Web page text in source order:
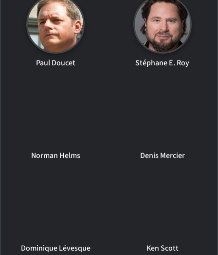
Paul Doucet Stéphane E. Roy
Norman Helms Denis Mercier
Dominique Lévesque Ken Scott